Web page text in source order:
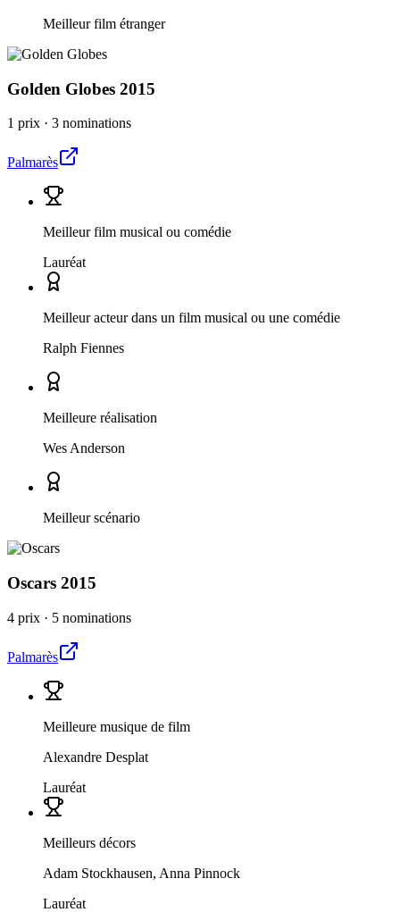
Meilleur film étranger
Golden Globes 2015
1 prix · 3 nominations
Palmarès
Meilleur film musical ou comédie
Lauréat
Meilleur acteur dans un film musical ou une comédie
Ralph Fiennes
Meilleure réalisation
Wes Anderson
Meilleur scénario
Oscars 2015
4 prix · 5 nominations
Palmarès
Meilleure musique de film
Alexandre Desplat
Lauréat
Meilleurs décors
Adam Stockhausen, Anna Pinnock
Lauréat